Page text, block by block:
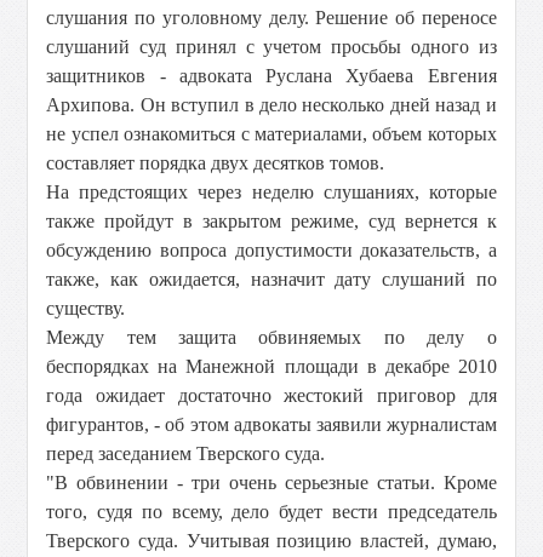
слушания по уголовному делу. Решение об переносе
слушаний суд принял с учетом просьбы одного из
защитников - адвоката Руслана Хубаева Евгения
Архипова. Он вступил в дело несколько дней назад и
не успел ознакомиться с материалами, объем которых
составляет порядка двух десятков томов.
На предстоящих через неделю слушаниях, которые
также пройдут в закрытом режиме, суд вернется к
обсуждению вопроса допустимости доказательств, а
также, как ожидается, назначит дату слушаний по
существу.
Между тем защита обвиняемых по делу о
беспорядках на Манежной площади в декабре 2010
года ожидает достаточно жестокий приговор для
фигурантов, - об этом адвокаты заявили журналистам
перед заседанием Тверского суда.
"В обвинении - три очень серьезные статьи. Кроме
того, судя по всему, дело будет вести председатель
Тверского суда. Учитывая позицию властей, думаю,